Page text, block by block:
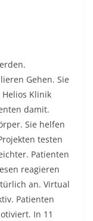
Gehen. Sie
Klinik
damit.
Sie helfen
testen
Patienten
reagieren
an. Virtual
Patienten
In 11